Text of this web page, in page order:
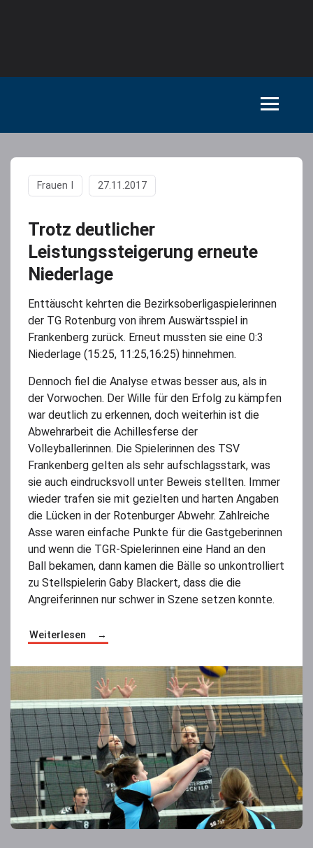
Trotz deutlicher
Leistungssteigerung erneute
Niederlage
Frauen I 27.11.2017
Enttäuscht kehrten die Bezirksoberligaspielerinnen
der TG Rotenburg von ihrem Auswärtsspiel in
Frankenberg zurück. Erneut mussten sie eine 0:3
Niederlage (15:25, 11:25,16:25) hinnehmen.
Dennoch fiel die Analyse etwas besser aus, als in
der Vorwochen. Der Wille für den Erfolg zu kämpfen
war deutlich zu erkennen, doch weiterhin ist die
Abwehrarbeit die Achillesferse der
Volleyballerinnen. Die Spielerinnen des TSV
Frankenberg gelten als sehr aufschlagsstark, was
sie auch eindrucksvoll unter Beweis stellten. Immer
wieder trafen sie mit gezielten und harten Angaben
die Lücken in der Rotenburger Abwehr. Zahlreiche
Asse waren einfache Punkte für die Gastgeberinnen
und wenn die TGR-Spielerinnen eine Hand an den
Ball bekamen, dann kamen die Bälle so unkontrolliert
zu Stellspielerin Gaby Blackert, dass die die
Angreiferinnen nur schwer in Szene setzen konnte.
Weiterlesen